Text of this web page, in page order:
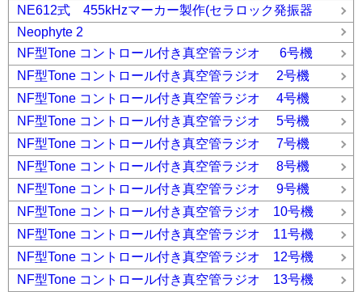
NE612式 455kHzマーカー製作(セラロック発振器
Neophyte 2
NF型Tone コントロール付き真空管ラジオ 6号機
NF型Tone コントロール付き真空管ラジオ 2号機
NF型Tone コントロール付き真空管ラジオ 4号機
NF型Tone コントロール付き真空管ラジオ 5号機
NF型Tone コントロール付き真空管ラジオ 7号機
NF型Tone コントロール付き真空管ラジオ 8号機
NF型Tone コントロール付き真空管ラジオ 9号機
NF型Tone コントロール付き真空管ラジオ 10号機
NF型Tone コントロール付き真空管ラジオ 11号機
NF型Tone コントロール付き真空管ラジオ 12号機
NF型Tone コントロール付き真空管ラジオ 13号機